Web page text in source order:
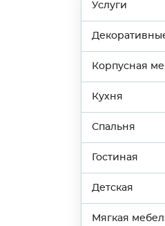
Услуги
Корпусная
Кухня
Спальня
Гостиная
Детская
Мягкая